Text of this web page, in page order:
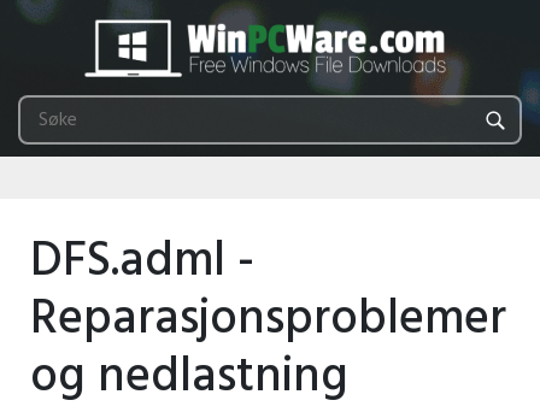
DFS.adml -
Reparasjonsproblemer
og nedlastning